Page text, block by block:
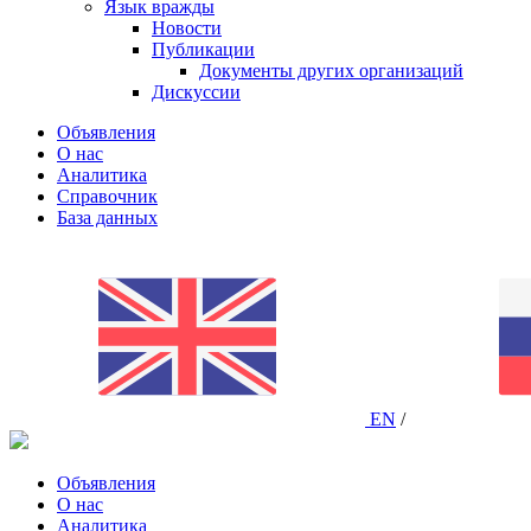
Язык вражды
Новости
Публикации
Документы других организаций
Дискуссии
Объявления
О нас
Аналитика
Справочник
База данных
EN /
Объявления
О нас
Аналитика